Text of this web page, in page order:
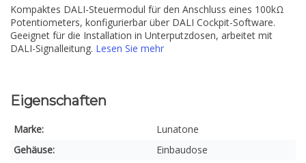
Kompaktes DALI-Steuermodul für den Anschluss eines 100kΩ
Potentiometers, konfigurierbar über DALI Cockpit-Software.
Geeignet für die Installation in Unterputzdosen, arbeitet mit
DALI-Signalleitung. Lesen Sie mehr
Eigenschaften
Marke:
Lunatone
Gehäuse:
Einbaudose